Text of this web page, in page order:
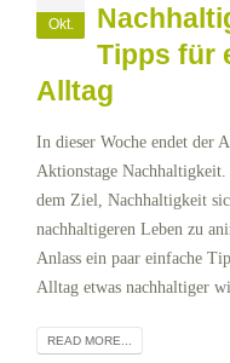
Okt.
Tipps für
Alltag
In dieser Woche endet der
Aktionstage
dem Ziel, Nachhaltigkeit
nachhaltigeren Leben zu
Anlass ein paar einfache
Alltag etwas nachhaltiger
READ MORE...